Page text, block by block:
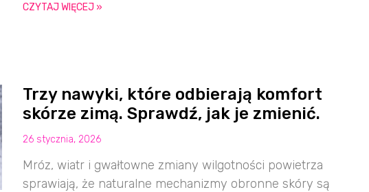
CZYTAJ WIĘCEJ »
Trzy nawyki, które odbierają komfort
skórze zimą. Sprawdź, jak je zmienić.
26 stycznia, 2026
Mróz, wiatr i gwałtowne zmiany wilgotności powietrza
sprawiają, że naturalne mechanizmy obronne skóry są